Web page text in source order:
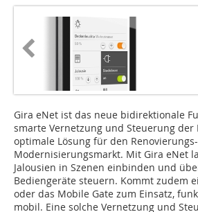
Gira eNet ist das neue bidirektionale
smarte Vernetzung und Steuerung der
optimale Lösung für den
Modernisierungsmarkt. Mit Gira eNet
Jalousien in Szenen einbinden und
Bediengeräte steuern. Kommt zudem
oder das Mobile Gate zum Einsatz,
mobil. Eine solche Vernetzung und